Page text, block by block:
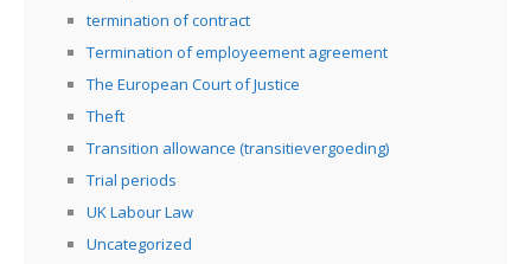
termination of contract
Termination of employeement agreement
The European Court of Justice
Theft
Transition allowance (transitievergoeding)
Trial periods
UK Labour Law
Uncategorized